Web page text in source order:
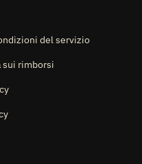
del servizio
rimborsi